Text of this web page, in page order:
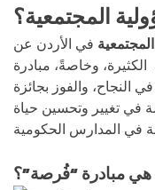
المجتمعية؟
في الأردن عن
الكثيرة، وخاصةً، مبادرة
النجاح، والفوز بجائزة
في تغيير وتحسين حياة
هي مبادرة “فُرصة”؟